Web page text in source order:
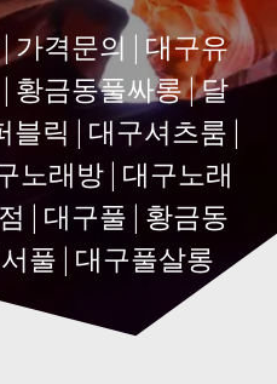
가격문의 | 대구유
황금동풀싸롱 | 달
블릭 | 대구셔츠룸 |
노래방 | 대구노래
| 대구풀 | 황금동
풀 | 대구풀살롱